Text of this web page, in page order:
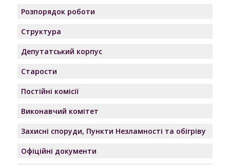
Розпорядок роботи
Структура
Депутатський корпус
Старости
Постійні комісії
Виконавчий комітет
Захисні споруди, Пункти Незламності та обігріву
Офіційні документи